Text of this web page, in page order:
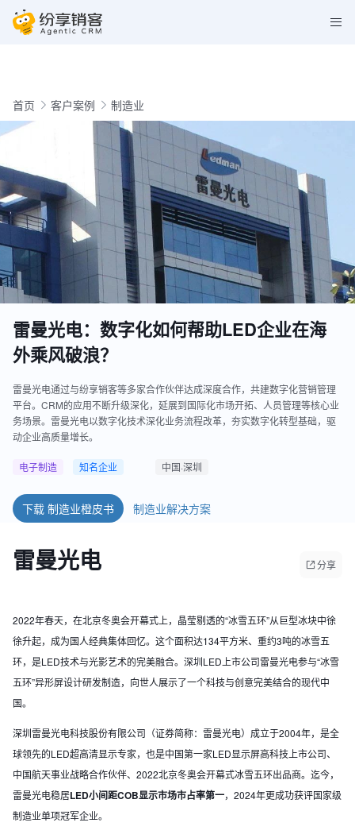
首页 客户案例 制造业
雷曼光电：数字化如何帮助LED企业在海
外乘风破浪？
雷曼光电通过与纷享销客等多家合作伙伴达成深度合作，共建数字化营销管理
平台。CRM的应用不断升级深化，延展到国际化市场开拓、人员管理等核心业
务场景。雷曼光电以数字化技术深化业务流程改革，夯实数字化转型基础，驱
动企业高质量增长。
电子制造 知名企业 中国·深圳
下载 制造业橙皮书 制造业解决方案
雷曼光电 分享
2022年春天，在北京冬奥会开幕式上，晶莹剔透的“冰雪五环”从巨型冰块中徐
徐升起，成为国人经典集体回忆。这个面积达134平方米、重约3吨的冰雪五
环，是LED技术与光影艺术的完美融合。深圳LED上市公司雷曼光电参与“冰雪
五环”异形屏设计研发制造，向世人展示了一个科技与创意完美结合的现代中
国。
深圳雷曼光电科技股份有限公司（证券简称：雷曼光电）成立于2004年，是全
球领先的LED超高清显示专家，也是中国第一家LED显示屏高科技上市公司、
中国航天事业战略合作伙伴、2022北京冬奥会开幕式冰雪五环出品商。迄今，
雷曼光电稳居LED小间距COB显示市场市占率第一，2024年更成功获评国家级
制造业单项冠军企业。